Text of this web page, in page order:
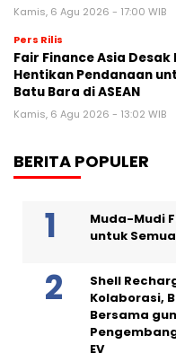
Kamis, 6 Agu 2026 - 17:00 WIB
Pers Rilis
Fair Finance Asia
Hentikan Pendanaan
Batu Bara di ASEAN
Kamis, 6 Agu 2026 - 13:02 WIB
BERITA POPULER
Muda-Mudi
untuk
Shell
Kolaborasi,
Bersama
EV